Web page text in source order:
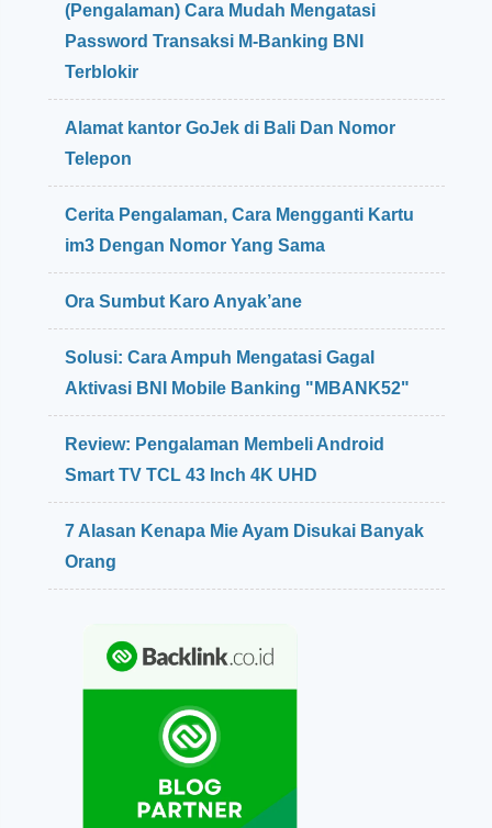
(Pengalaman) Cara Mudah Mengatasi
Password Transaksi M-Banking BNI
Terblokir
Alamat kantor GoJek di Bali Dan Nomor
Telepon
Cerita Pengalaman, Cara Mengganti Kartu
im3 Dengan Nomor Yang Sama
Ora Sumbut Karo Anyak’ane
Solusi: Cara Ampuh Mengatasi Gagal
Aktivasi BNI Mobile Banking "MBANK52"
Review: Pengalaman Membeli Android
Smart TV TCL 43 Inch 4K UHD
7 Alasan Kenapa Mie Ayam Disukai Banyak
Orang